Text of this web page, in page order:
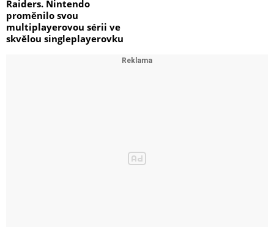
Raiders. Nintendo
proměnilo svou
multiplayerovou sérii ve
skvělou singleplayerovku